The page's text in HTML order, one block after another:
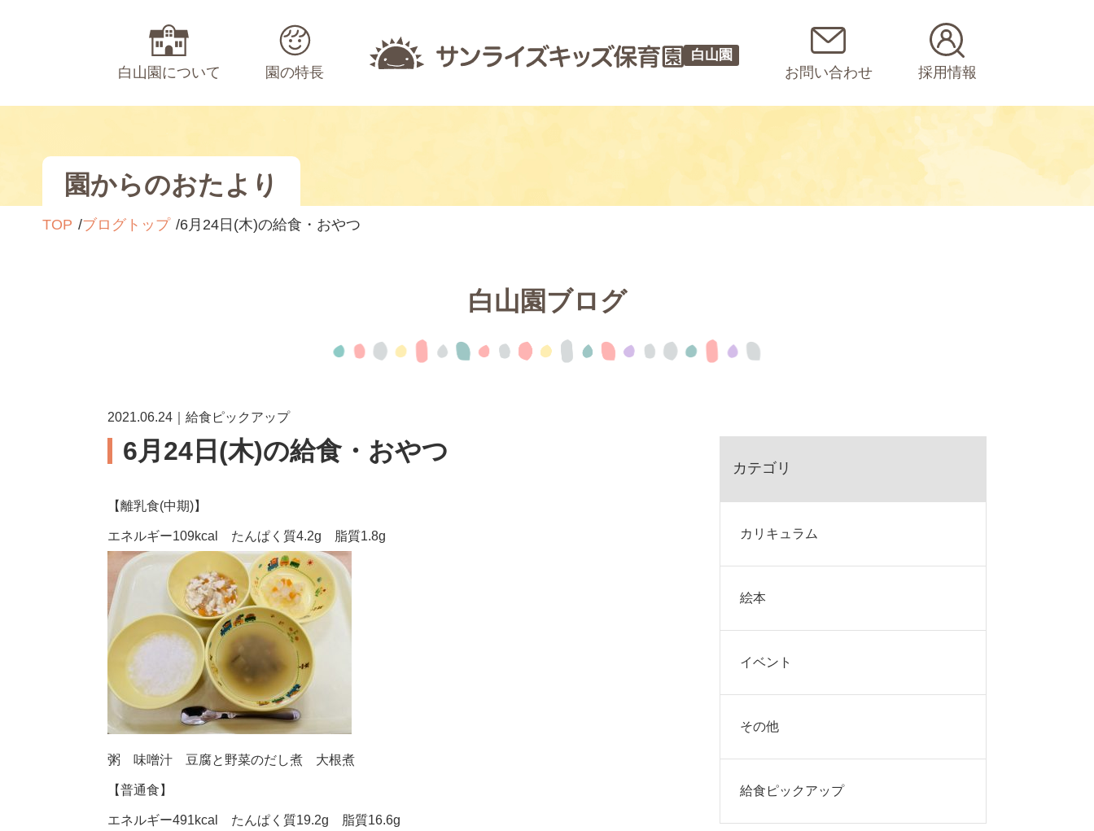
白山園について 園の特長
白山園
お問い合わせ 採用情報
園からのおたより
TOP ブログトップ 6月24日(木)の給食・おやつ
白山園ブログ
2021.06.24｜給食ピックアップ
6月24日(木)の給食・おやつ
【離乳食(中期)】
エネルギー109kcal たんぱく質4.2g 脂質1.8g
粥 味噌汁 豆腐と野菜のだし煮 大根煮
【普通食】
エネルギー491kcal たんぱく質19.2g 脂質16.6g
カテゴリ
カリキュラム
絵本
イベント
その他
給食ピックアップ